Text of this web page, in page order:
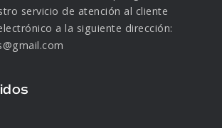
servicio de atención al cliente
a la siguiente dirección: